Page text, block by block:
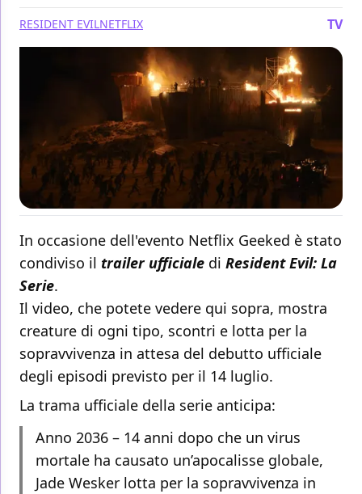
RESIDENT EVILNETFLIX TV
In occasione dell'evento Netflix Geeked è stato
condiviso il trailer ufficiale di Resident Evil: La
Serie.
Il video, che potete vedere qui sopra, mostra
creature di ogni tipo, scontri e lotta per la
sopravvivenza in attesa del debutto ufficiale
degli episodi previsto per il 14 luglio.
La trama ufficiale della serie anticipa:
Anno 2036 – 14 anni dopo che un virus
mortale ha causato un’apocalisse globale,
Jade Wesker lotta per la sopravvivenza in